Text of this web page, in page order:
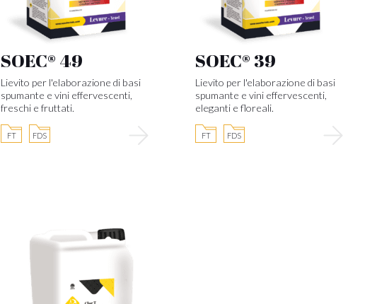
SOEC® 49
Lievito per l'elaborazione di basi
spumante e vini effervescenti,
freschi e fruttati.
FT FDS
SOEC® 39
Lievito per l'elaborazione di basi
spumante e vini effervescenti,
eleganti e floreali.
FT FDS